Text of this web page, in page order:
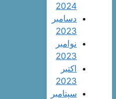
2024
دسامبر
2023
نوامبر
2023
اکتبر
2023
سپتامبر